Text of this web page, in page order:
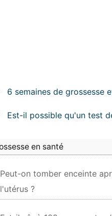
6 semaines de grossesse
Est-il possible qu'un test
en santé
Peut-on tomber enceinte
l'utérus ?